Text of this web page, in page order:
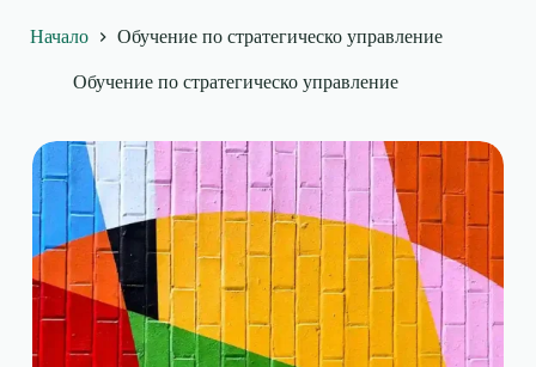
Начало Обучение по стратегическо управление
Обучение по стратегическо управление